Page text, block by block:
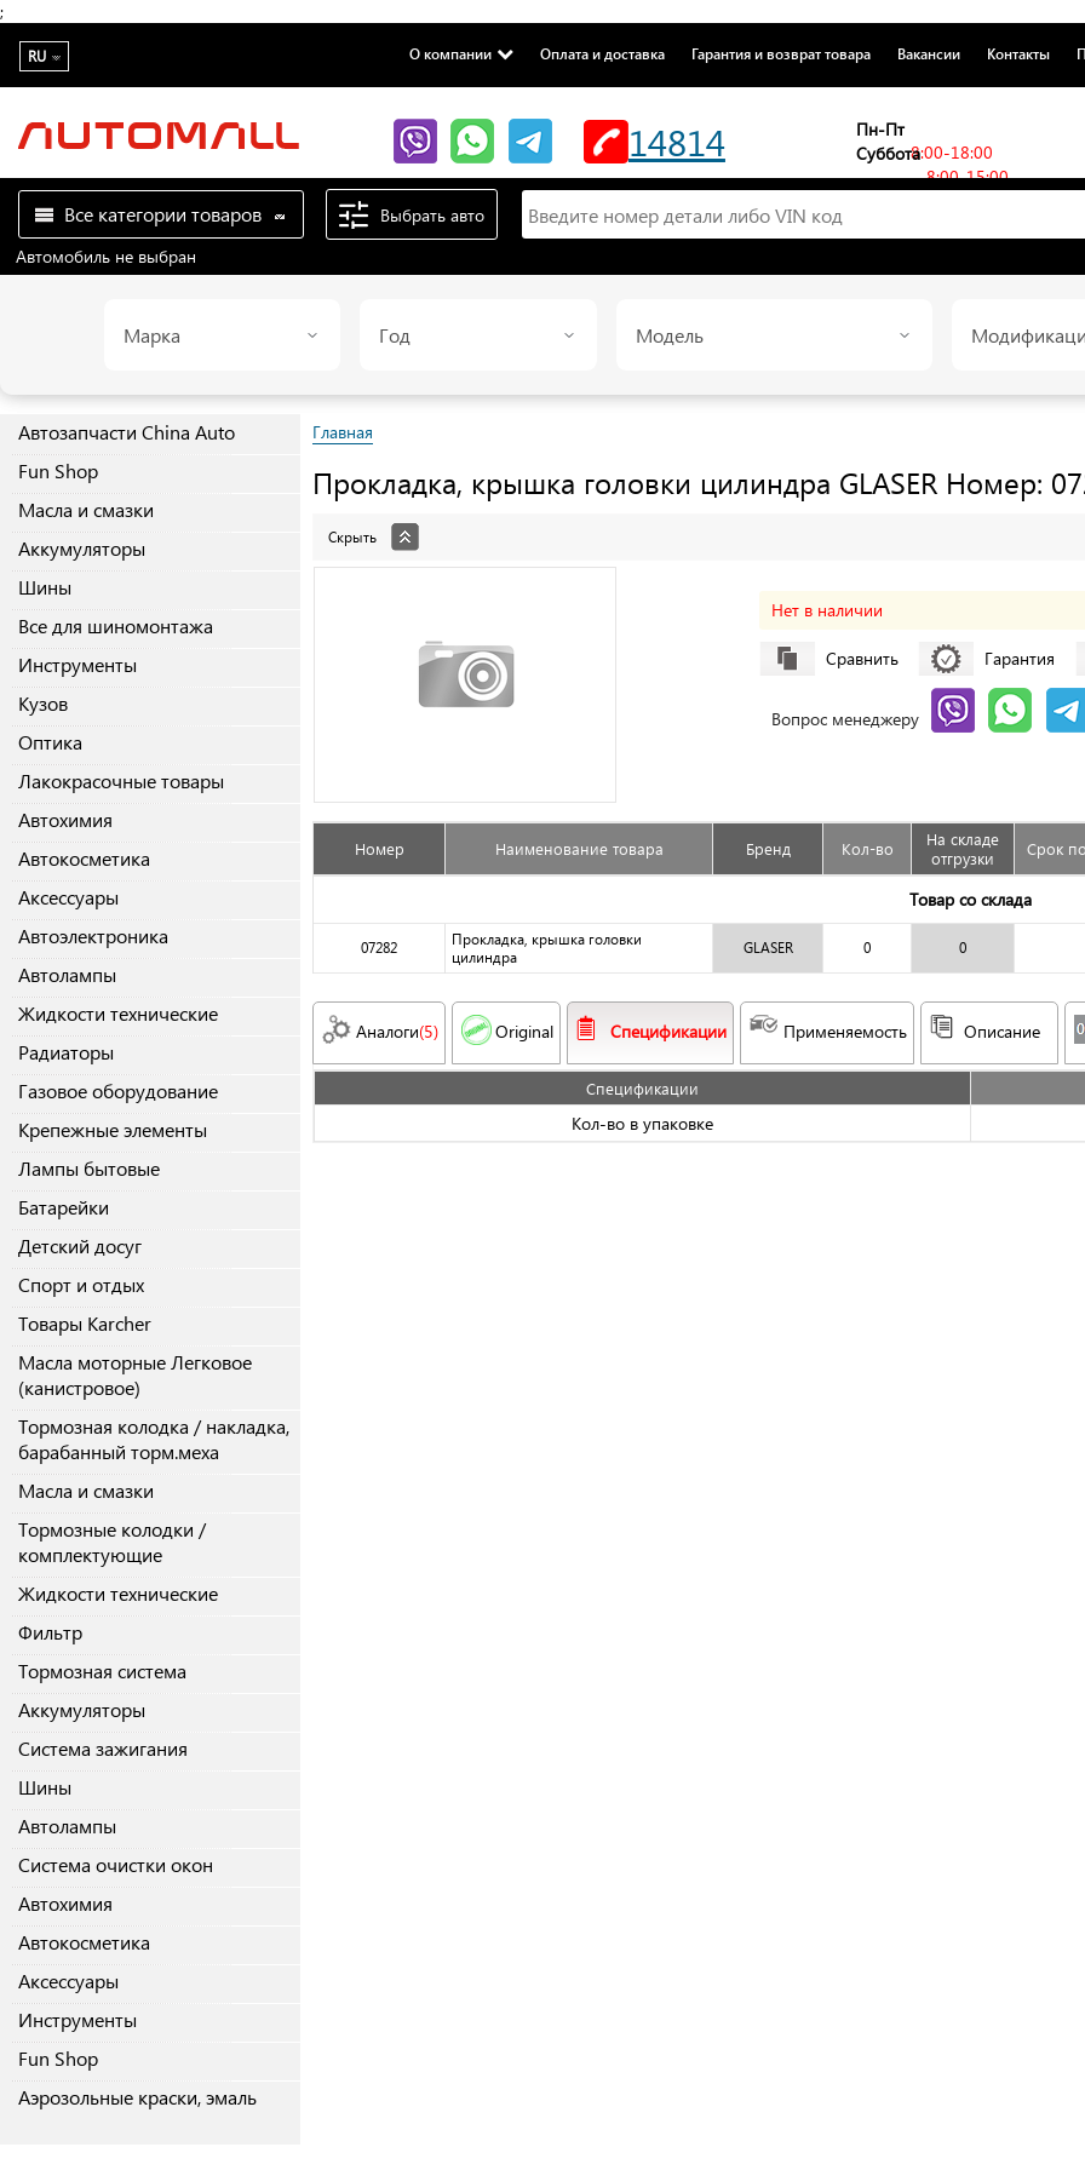
;
RU О компании Оплата и доставка Гарантия и возврат товара Вакансии Контакты
14814
Пн-Пт
8:00-18:00
Суббота
8:00-15:00
Все категории товаров
Выбрать авто
Автомобиль не выбран
Марка Год Модель
Автозапчасти China Auto
Fun Shop
Масла и смазки
Аккумуляторы
Шины
Все для шиномонтажа
Инструменты
Кузов
Оптика
Лакокрасочные товары
Автохимия
Автокосметика
Аксессуары
Автоэлектроника
Автолампы
Жидкости технические
Радиаторы
Газовое оборудование
Крепежные элементы
Лампы бытовые
Батарейки
Детский досуг
Спорт и отдых
Товары Karcher
Масла моторные Легковое
(канистровое)
Тормозная колодка / накладка,
барабанный торм.меха
Масла и смазки
Тормозные колодки /
комплектующие
Жидкости технические
Фильтр
Тормозная система
Аккумуляторы
Система зажигания
Шины
Автолампы
Система очистки окон
Автохимия
Автокосметика
Аксессуары
Инструменты
Fun Shop
Аэрозольные краски, эмаль
Главная
Прокладка, крышка головки цилиндра GLASER Номер:
Скрыть
Нет в наличии
Сравнить Гарантия
Вопрос менеджеру
Номер Наименование товара Бренд Кол-во
На складе
отгрузки
Срок
Товар со склада
07282
Прокладка, крышка головки
цилиндра
GLASER 0 0
Аналоги(5) Original Спецификации Применяемость Описание
Спецификации
Кол-во в упаковке